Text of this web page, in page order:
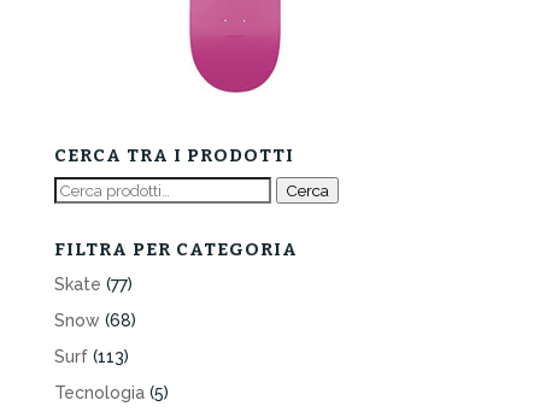
CERCA TRA I PRODOTTI
Cerca: Cerca
FILTRA PER CATEGORIA
Skate (77)
Snow (68)
Surf (113)
Tecnologia (5)